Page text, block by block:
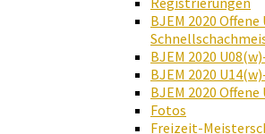
BJEM 2020 Offene
BJEM 2020
BJEM 2020
BJEM 2020 Offene
Fotos
Freizeit-